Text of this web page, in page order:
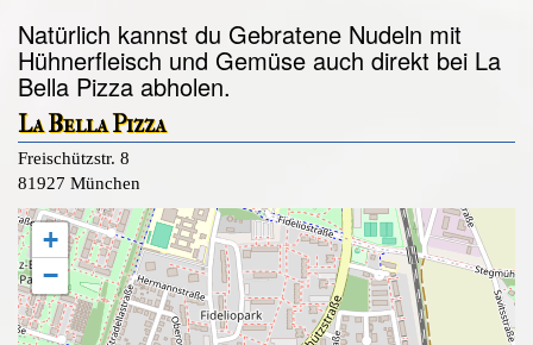
Natürlich kannst du Gebratene Nudeln mit
Hühnerfleisch und Gemüse auch direkt bei La
Bella Pizza abholen.
La Bella Pizza
Freischützstr. 8
81927 München
+
−